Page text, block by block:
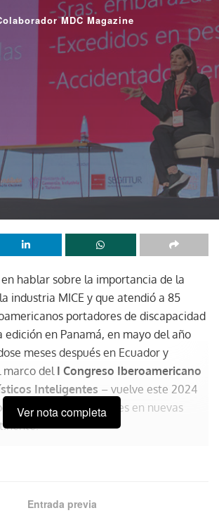
MDC Magazine
hablar sobre la importancia de la
industria MICE y que atendió a 85
portadores de discapacidad
edición en Panamá, en mayo del año
meses después en Ecuador y
marco delI Congreso Iberoamericano
Inteligentes – vuelve este 2024
de capacitaciones en nuevas
Ver nota completa
Entrada previa